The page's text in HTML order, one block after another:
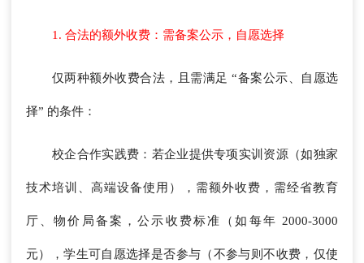
1. 合法的额外收费：需备案公示，自愿选择
仅两种额外收费合法，且需满足 “备案公示、自愿选
择” 的条件：
校企合作实践费：若企业提供专项实训资源（如独家
技术培训、高端设备使用），需额外收费，需经省教育
厅、物价局备案，公示收费标准（如每年 2000-3000
元），学生可自愿选择是否参与（不参与则不收费，仅使